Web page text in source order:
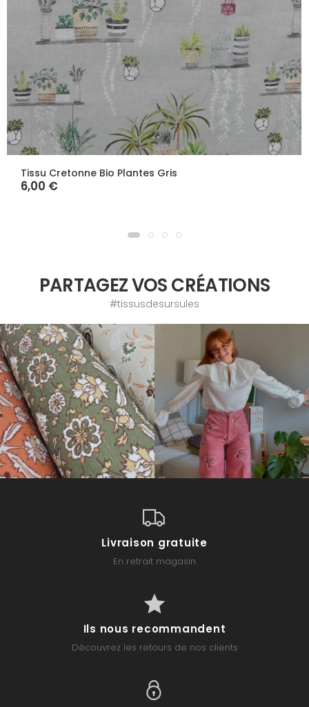
Tissu Cretonne Bio Plantes Gris
6,00 €
PARTAGEZ VOS CRÉATIONS
#tissusdesursules
Livraison gratuite
En retrait magasin
Ils nous recommandent
Découvrez les retours de nos clients